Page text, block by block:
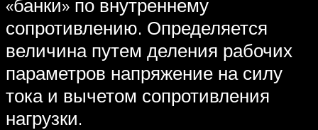
«банки» по внутреннему
сопротивлению. Определяется
величина путем деления рабочих
параметров напряжение на силу
тока и вычетом сопротивления
нагрузки.